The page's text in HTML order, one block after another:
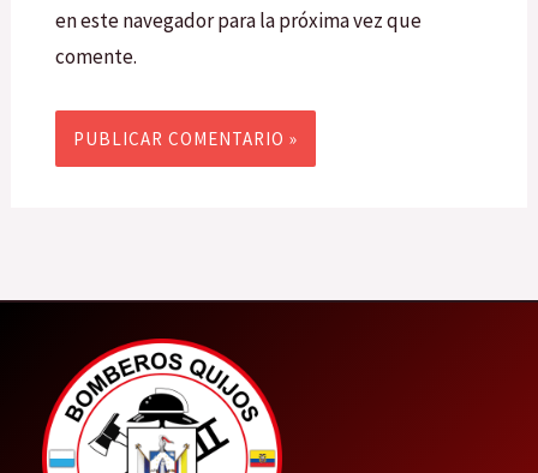
en este navegador para la próxima vez que
comente.